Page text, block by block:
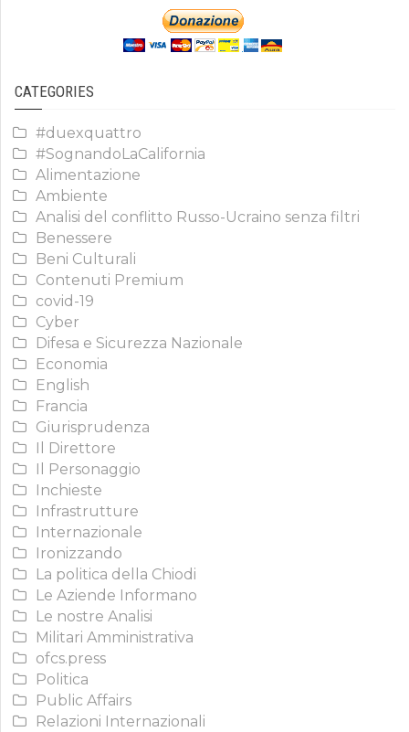
CATEGORIES
#duexquattro
#SognandoLaCalifornia
Alimentazione
Ambiente
Analisi del conflitto Russo-Ucraino senza filtri
Benessere
Beni Culturali
Contenuti Premium
covid-19
Cyber
Difesa e Sicurezza Nazionale
Economia
English
Francia
Giurisprudenza
Il Direttore
Il Personaggio
Inchieste
Infrastrutture
Internazionale
Ironizzando
La politica della Chiodi
Le Aziende Informano
Le nostre Analisi
Militari Amministrativa
ofcs.press
Politica
Public Affairs
Relazioni Internazionali